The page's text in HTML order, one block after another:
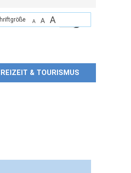
A A A
& TOURISMUS